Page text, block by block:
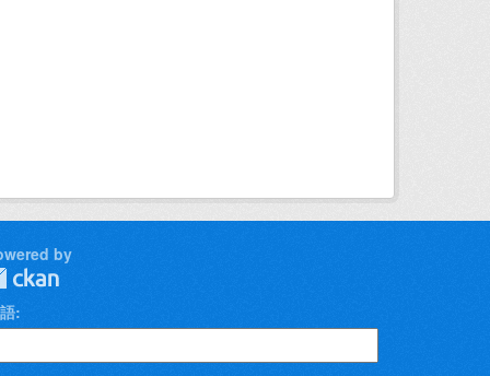
by